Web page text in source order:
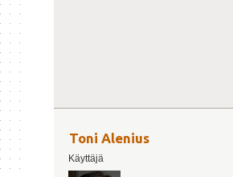
Toni Alenius
Käyttäjä